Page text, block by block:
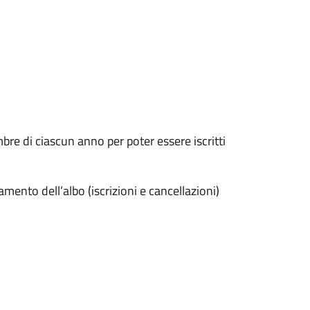
di ciascun anno per poter essere iscritti
dell’albo (iscrizioni e cancellazioni)